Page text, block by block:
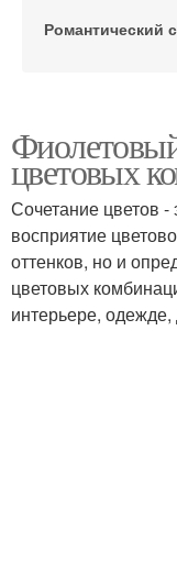
Романтический
цветовых
Сочетание цветов -
восприятие
оттенков, но и
цветовых
интерьере, одежде,